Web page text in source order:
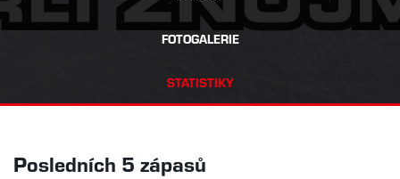
FOTOGALERIE
STATISTIKY
Posledních 5 zápasů